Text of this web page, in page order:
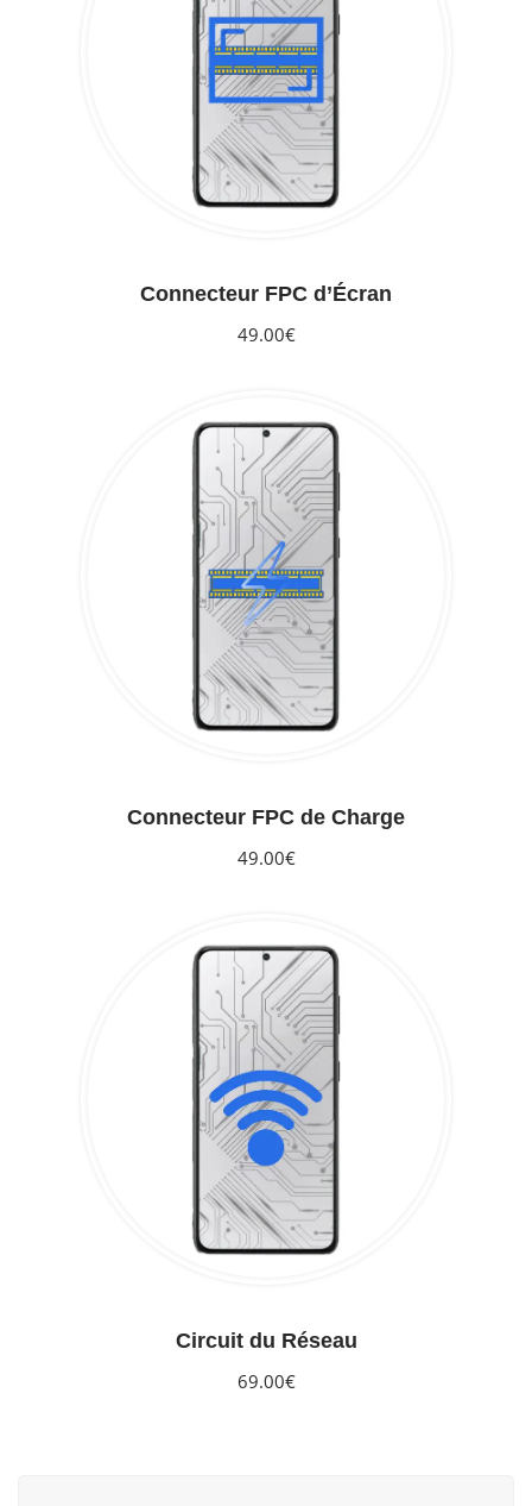
Connecteur FPC d’Écran
49.00€
Connecteur FPC de Charge
49.00€
Circuit du Réseau
69.00€